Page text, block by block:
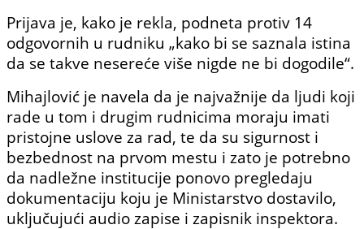
Prijava je, kako je rekla, podneta protiv 14
odgovornih u rudniku „kako bi se saznala istina
da se takve nesereće više nigde ne bi dogodile“.
Mihajlović je navela da je najvažnije da ljudi koji
rade u tom i drugim rudnicima moraju imati
pristojne uslove za rad, te da su sigurnost i
bezbednost na prvom mestu i zato je potrebno
da nadležne institucije ponovo pregledaju
dokumentaciju koju je Ministarstvo dostavilo,
uključujući audio zapise i zapisnik inspektora.